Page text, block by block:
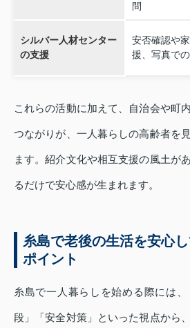
問
シルバー人材センター
の支援
安否確認や
援、写真で
これらの活動に加えて、自治会や町
つながりが、一人暮らしの高齢者を
ます。紹介文化や相互支援の風土が
るだけで安心感が生まれます。
糸島で老後の生活を安心
ポイント
糸島で一人暮らしを始める際には
段」「安全対策」といった視点から